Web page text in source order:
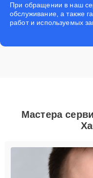
При обращении в наш
обслуживание, а также
работ и используемых
Мастера